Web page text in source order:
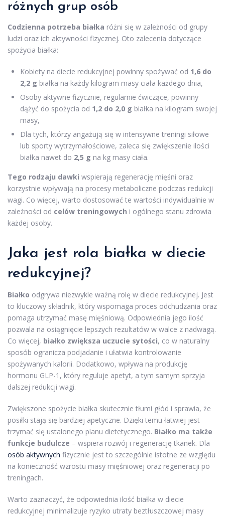
różnych grup osób
Codzienna potrzeba białka różni się w zależności od grupy
ludzi oraz ich aktywności fizycznej. Oto zalecenia dotyczące
spożycia białka:
Kobiety na diecie redukcyjnej powinny spożywać od 1,6 do
2,2 g białka na każdy kilogram masy ciała każdego dnia,
Osoby aktywne fizycznie, regularnie ćwiczące, powinny
dążyć do spożycia od 1,2 do 2,0 g białka na kilogram swojej
masy,
Dla tych, którzy angażują się w intensywne treningi siłowe
lub sporty wytrzymałościowe, zaleca się zwiększenie ilości
białka nawet do 2,5 g na kg masy ciała.
Tego rodzaju dawki wspierają regenerację mięśni oraz
korzystnie wpływają na procesy metaboliczne podczas redukcji
wagi. Co więcej, warto dostosować te wartości indywidualnie w
zależności od celów treningowych i ogólnego stanu zdrowia
każdej osoby.
Jaka jest rola białka w diecie
redukcyjnej?
Białko odgrywa niezwykle ważną rolę w diecie redukcyjnej. Jest
to kluczowy składnik, który wspomaga proces odchudzania oraz
pomaga utrzymać masę mięśniową. Odpowiednia jego ilość
pozwala na osiągnięcie lepszych rezultatów w walce z nadwagą.
Co więcej, białko zwiększa uczucie sytości, co w naturalny
sposób ogranicza podjadanie i ułatwia kontrolowanie
spożywanych kalorii. Dodatkowo, wpływa na produkcję
hormonu GLP-1, który reguluje apetyt, a tym samym sprzyja
dalszej redukcji wagi.
Zwiększone spożycie białka skutecznie tłumi głód i sprawia, że
posiłki stają się bardziej apetyczne. Dzięki temu łatwiej jest
trzymać się ustalonego planu dietetycznego. Białko ma także
funkcje budulcze – wspiera rozwój i regenerację tkanek. Dla
osób aktywnych fizycznie jest to szczególnie istotne ze względu
na konieczność wzrostu masy mięśniowej oraz regeneracji po
treningach.
Warto zaznaczyć, że odpowiednia ilość białka w diecie
redukcyjnej minimalizuje ryzyko utraty beztłuszczowej masy